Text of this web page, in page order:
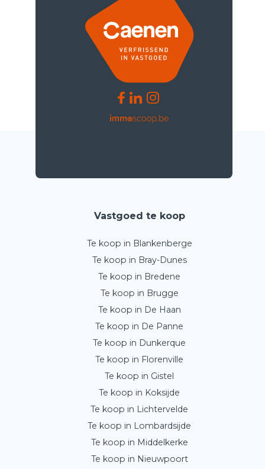
Vastgoed te koop
Te koop in Blankenberge
Te koop in Bray-Dunes
Te koop in Bredene
Te koop in Brugge
Te koop in De Haan
Te koop in De Panne
Te koop in Dunkerque
Te koop in Florenville
Te koop in Gistel
Te koop in Koksijde
Te koop in Lichtervelde
Te koop in Lombardsijde
Te koop in Middelkerke
Te koop in Nieuwpoort